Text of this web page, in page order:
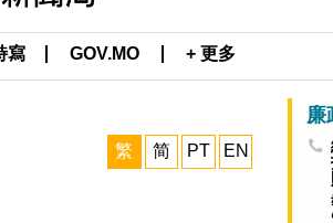
寫 GOV.MO + 更多
繁 简 PT EN
廉